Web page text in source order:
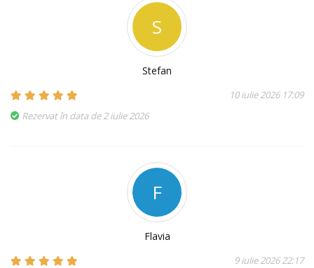
S
Stefan
10 iulie 2026 17:09
Rezervat în data de 2 iulie 2026
F
Flavia
9 iulie 2026 22:17